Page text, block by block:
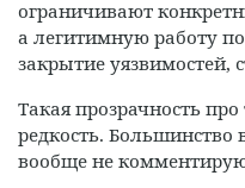
ограничивают
а легитимную работу
закрытие уязвимостей,
Такая прозрачность
редкость. Большинство
вообще не